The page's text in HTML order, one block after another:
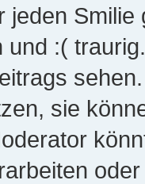
jeden
und :(
sie